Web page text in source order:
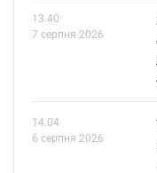
13.40
7 серпня 2026
14.04
6 серпня 2026